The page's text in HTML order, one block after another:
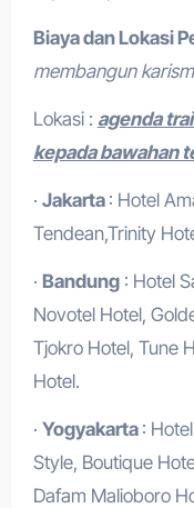
Biaya dan Lokasi
membangun
Lokasi : agenda
kepada bawahan
· Jakarta : Hotel
Tendean,Trinity
· Bandung: Hotel
Novotel Hotel,
Tjokro Hotel, Tune
Hotel.
· Yogyakarta :
Style, Boutique
Dafam Malioboro